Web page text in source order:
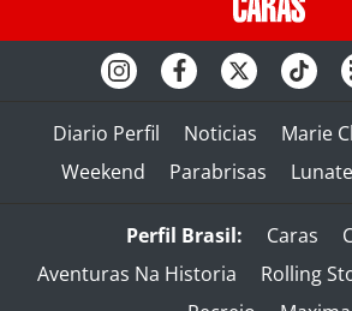
Diario Perfil Noticias Marie
Weekend
Parabrisas
Perfil Brasil: Caras
Aventuras Na Historia
Rolling